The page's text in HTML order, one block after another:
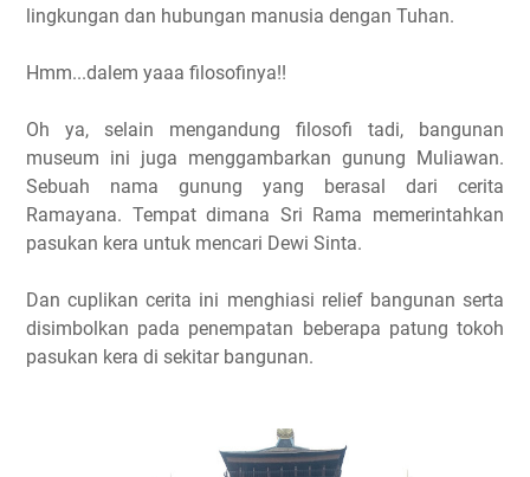
lingkungan dan hubungan manusia dengan Tuhan.
Hmm...dalem yaaa filosofinya!!
Oh ya, selain mengandung filosofi tadi, bangunan
museum ini juga menggambarkan gunung Muliawan.
Sebuah nama gunung yang berasal dari cerita
Ramayana. Tempat dimana Sri Rama memerintahkan
pasukan kera untuk mencari Dewi Sinta.
Dan cuplikan cerita ini menghiasi relief bangunan serta
disimbolkan pada penempatan beberapa patung tokoh
pasukan kera di sekitar bangunan.